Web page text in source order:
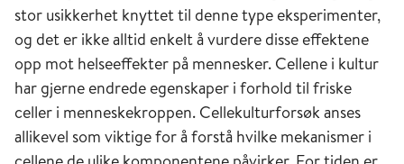
Det har også vært foreslått at økt forekomst av
astma og luftveisallergi blant barn og ungdom
har sammenheng med luftforurensninger ute
og inne. Noen studier støtter dette ved at det
foreligger en sammenheng mellom
trafikkforurensning og forekomst av astma [9,
stor usikkerhet knyttet til denne type eksperimenter,
og det er ikke alltid enkelt å vurdere disse effektene
opp mot helseeffekter på mennesker. Cellene i kultur
har gjerne endrede egenskaper i forhold til friske
celler i menneskekroppen. Cellekulturforsøk anses
allikevel som viktige for å forstå hvilke mekanismer i